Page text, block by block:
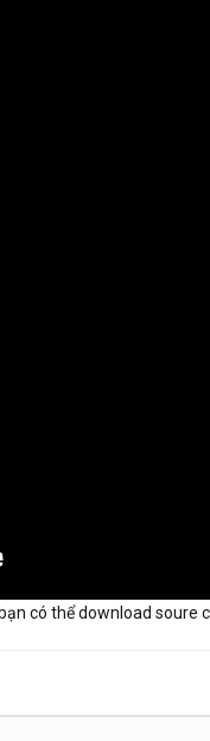
có thể download soure